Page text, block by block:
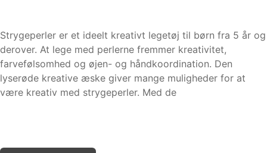
Strygeperler er et ideelt kreativt legetøj til børn fra 5 år og
derover. At lege med perlerne fremmer kreativitet,
farvefølsomhed og øjen- og håndkoordination. Den
lyserøde kreative æske giver mange muligheder for at
være kreativ med strygeperler. Med de